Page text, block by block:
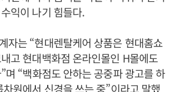
익이 나기 힘들다.
자는 “현대렌탈케어 상품은 현대홈쇼
고 현대백화점 온라인몰인 H몰에도
며 “백화점도 안하는 공중파 광고를 하
원에서 신경을 쓰는 중”이라고 말했